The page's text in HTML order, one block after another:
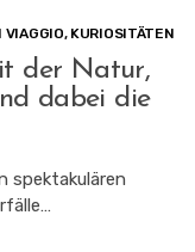
VIAGGIO, KURIOSITÄTEN
der Natur,
dabei die
spektakulären